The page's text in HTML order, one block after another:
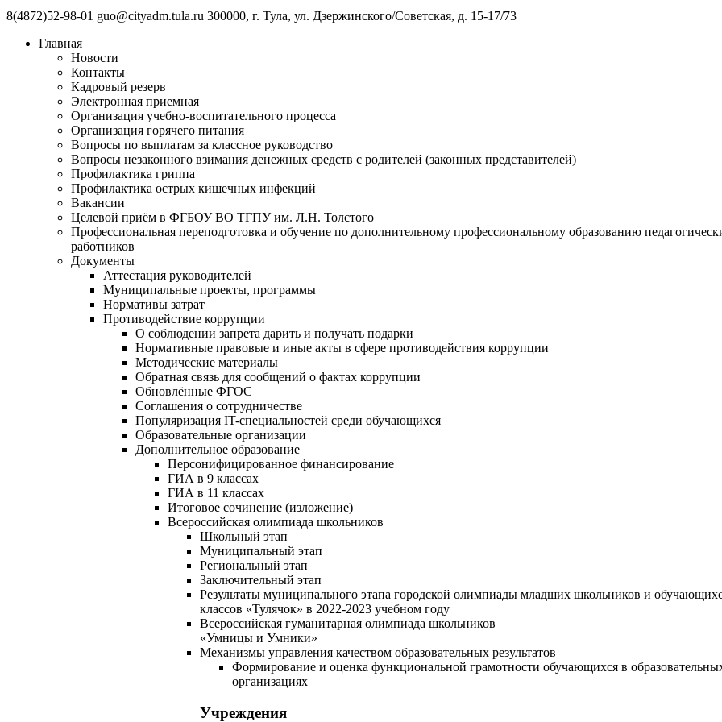
8(4872)52-98-01 guo@cityadm.tula.ru 300000, г. Тула, ул. Дзержинского/Советская, д. 15-17/73
Главная
Новости
Контакты
Кадровый резерв
Электронная приемная
Организация учебно-воспитательного процесса
Организация горячего питания
Вопросы по выплатам за классное руководство
Вопросы незаконного взимания денежных средств с родителей (законных представителей)
Профилактика гриппа
Профилактика острых кишечных инфекций
Вакансии
Целевой приём в ФГБОУ ВО ТГПУ им. Л.Н. Толстого
Профессиональная переподготовка и обучение по дополнительному профессиональному образованию
работников
Документы
Аттестация руководителей
Муниципальные проекты, программы
Нормативы затрат
Противодействие коррупции
О соблюдении запрета дарить и получать подарки
Нормативные правовые и иные акты в сфере противодействия коррупции
Методические материалы
Обратная связь для сообщений о фактах коррупции
Обновлённые ФГОС
Соглашения о сотрудничестве
Популяризация IT-специальностей среди обучающихся
Образовательные организации
Дополнительное образование
Персонифицированное финансирование
ГИА в 9 классах
ГИА в 11 классах
Итоговое сочинение (изложение)
Всероссийская олимпиада школьников
Школьный этап
Муниципальный этап
Региональный этап
Заключительный этап
Результаты муниципального этапа городской олимпиады младших школьников и
классов «Тулячок» в 2022-2023 учебном году
Всероссийская гуманитарная олимпиада школьников
«Умницы и Умники»
Механизмы управления качеством образовательных результатов
Формирование и оценка функциональной грамотности обучающихся в
организациях
Учреждения